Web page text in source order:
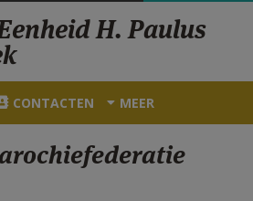
H. Paulus
CONTACTEN MEER